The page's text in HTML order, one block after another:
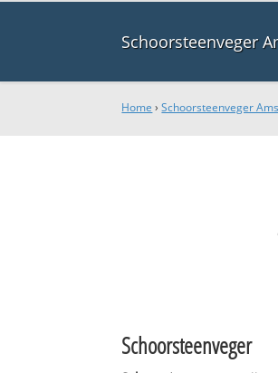
Schoorsteenveger
Home ›Schoorsteenveger
Schoorsteenveger